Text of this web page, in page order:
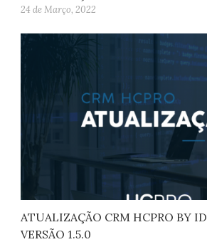
24 de Março, 2022
ATUALIZAÇÃO CRM HCPRO BY
VERSÃO 1.5.0